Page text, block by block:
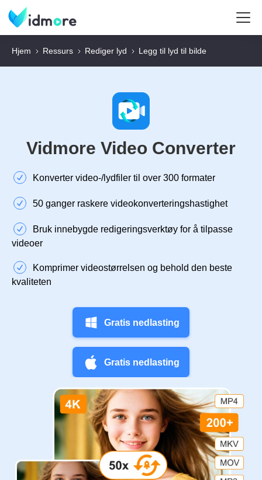
Hjem Ressurs Rediger lyd Legg til lyd til bilde
Vidmore Video Converter
Konverter video-/lydfiler til over 300 formater
50 ganger raskere videokonverteringshastighet
Bruk innebygde redigeringsverktøy for å tilpasse
videoer
Komprimer videostørrelsen og behold den beste
kvaliteten
Gratis nedlasting
Gratis nedlasting